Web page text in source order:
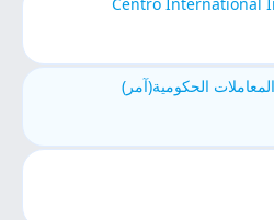
الحكومية(آمر)